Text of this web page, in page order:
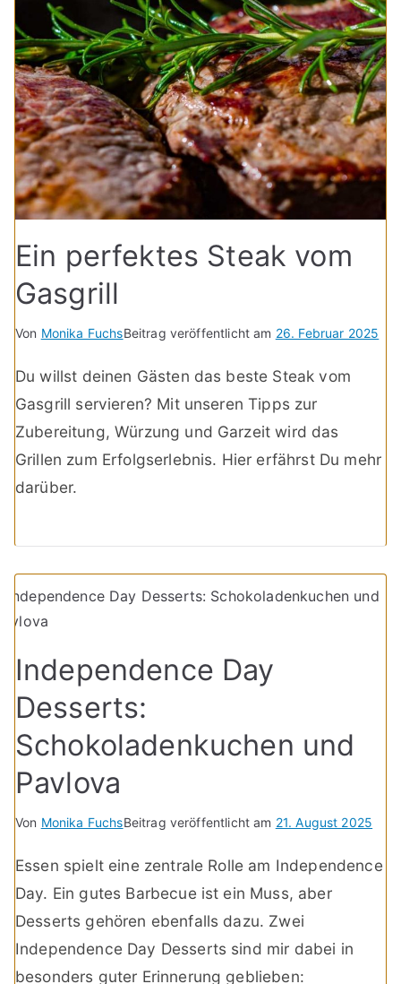
Ein perfektes Steak vom
Gasgrill
Von Monika FuchsBeitrag veröffentlicht am 26. Februar 2025
Du willst deinen Gästen das beste Steak vom
Gasgrill servieren? Mit unseren Tipps zur
Zubereitung, Würzung und Garzeit wird das
Grillen zum Erfolgserlebnis. Hier erfährst Du mehr
darüber.
Independence Day
Desserts:
Schokoladenkuchen und
Pavlova
Von Monika FuchsBeitrag veröffentlicht am 21. August 2025
Essen spielt eine zentrale Rolle am Independence
Day. Ein gutes Barbecue ist ein Muss, aber
Desserts gehören ebenfalls dazu. Zwei
Independence Day Desserts sind mir dabei in
besonders guter Erinnerung geblieben: